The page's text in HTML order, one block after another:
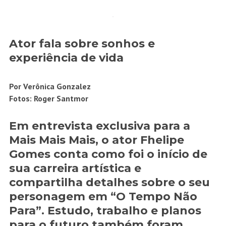
Ator fala sobre sonhos e
experiência de vida
Por Verônica Gonzalez
Fotos: Roger Santmor
Em entrevista exclusiva para a
Mais Mais Mais, o ator Fhelipe
Gomes conta como foi o início de
sua carreira artística e
compartilha detalhes sobre o seu
personagem em “O Tempo Não
Para”. Estudo, trabalho e planos